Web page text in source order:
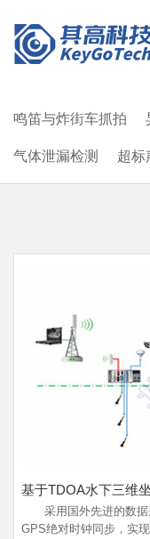
鸣笛与炸街车抓拍
气体泄漏检测 超标
基于TDOA水下三维
采用国外先进的数
GPS绝对时钟同步，实